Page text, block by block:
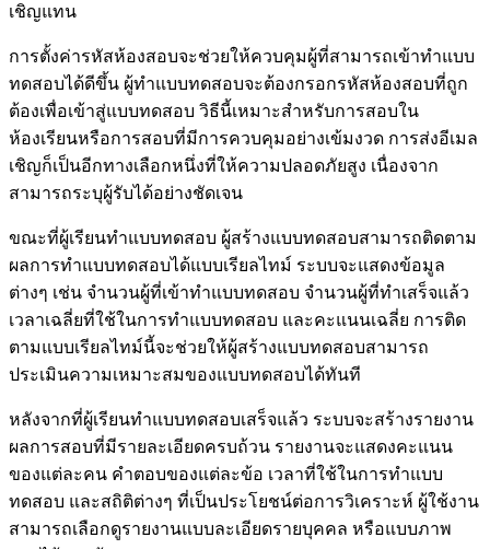
เชิญแทน
การตั้งค่ารหัสห้องสอบจะช่วยให้ควบคุมผู้ที่สามารถเข้าทำแบบ
ทดสอบได้ดีขึ้น ผู้ทำแบบทดสอบจะต้องกรอกรหัสห้องสอบที่ถูก
ต้องเพื่อเข้าสู่แบบทดสอบ วิธีนี้เหมาะสำหรับการสอบใน
ห้องเรียนหรือการสอบที่มีการควบคุมอย่างเข้มงวด การส่งอีเมล
เชิญก็เป็นอีกทางเลือกหนึ่งที่ให้ความปลอดภัยสูง เนื่องจาก
สามารถระบุผู้รับได้อย่างชัดเจน
ขณะที่ผู้เรียนทำแบบทดสอบ ผู้สร้างแบบทดสอบสามารถติดตาม
ผลการทำแบบทดสอบได้แบบเรียลไทม์ ระบบจะแสดงข้อมูล
ต่างๆ เช่น จำนวนผู้ที่เข้าทำแบบทดสอบ จำนวนผู้ที่ทำเสร็จแล้ว
เวลาเฉลี่ยที่ใช้ในการทำแบบทดสอบ และคะแนนเฉลี่ย การติด
ตามแบบเรียลไทม์นี้จะช่วยให้ผู้สร้างแบบทดสอบสามารถ
ประเมินความเหมาะสมของแบบทดสอบได้ทันที
หลังจากที่ผู้เรียนทำแบบทดสอบเสร็จแล้ว ระบบจะสร้างรายงาน
ผลการสอบที่มีรายละเอียดครบถ้วน รายงานจะแสดงคะแนน
ของแต่ละคน คำตอบของแต่ละข้อ เวลาที่ใช้ในการทำแบบ
ทดสอบ และสถิติต่างๆ ที่เป็นประโยชน์ต่อการวิเคราะห์ ผู้ใช้งาน
สามารถเลือกดูรายงานแบบละเอียดรายบุคคล หรือแบบภาพ